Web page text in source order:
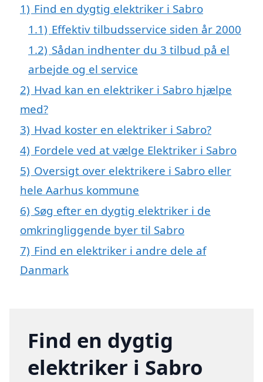
1) Find en dygtig elektriker i Sabro
1.1) Effektiv tilbudsservice siden år 2000
1.2) Sådan indhenter du 3 tilbud på el
arbejde og el service
2) Hvad kan en elektriker i Sabro hjælpe
med?
3) Hvad koster en elektriker i Sabro?
4) Fordele ved at vælge Elektriker i Sabro
5) Oversigt over elektrikere i Sabro eller
hele Aarhus kommune
6) Søg efter en dygtig elektriker i de
omkringliggende byer til Sabro
7) Find en elektriker i andre dele af
Danmark
Find en dygtig
elektriker i Sabro